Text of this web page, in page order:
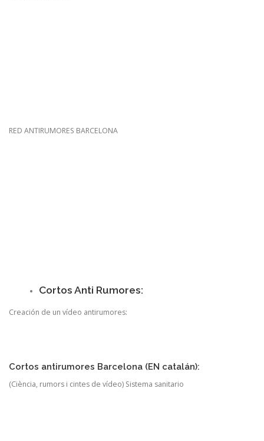
RED ANTIRUMORES BARCELONA
Cortos Anti Rumores:
Creación de un vídeo antirumores:
Cortos antirumores Barcelona (EN catalán):
(Ciència, rumors i cintes de vídeo) Sistema sanitario